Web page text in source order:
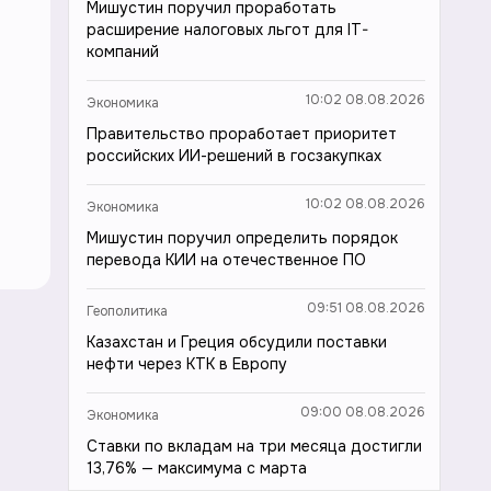
Мишустин поручил проработать
расширение налоговых льгот для IT-
компаний
Экономика 10:02 08.08.2026
Правительство проработает приоритет
российских ИИ-решений в госзакупках
Экономика 10:02 08.08.2026
Мишустин поручил определить порядок
перевода КИИ на отечественное ПО
Геополитика 09:51 08.08.2026
Казахстан и Греция обсудили поставки
нефти через КТК в Европу
Экономика 09:00 08.08.2026
Ставки по вкладам на три месяца достигли
13,76% — максимума с марта